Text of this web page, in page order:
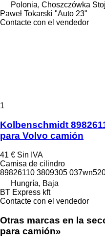
Polonia, Choszczówka
Paweł Tokarski "Auto 23"
Contacte con el vendedor
1
Kolbenschmidt
para Volvo camión
41 € Sin IVA
Camisa de cilindro
89826110 3809305
Hungría, Baja
BT Express kft
Contacte con el vendedor
Otras marcas en la
para camión»